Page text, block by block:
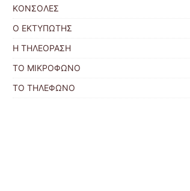
ΚΟΝΣΟΛΕΣ
Ο ΕΚΤΥΠΩΤΗΣ
Η ΤΗΛΕΟΡΑΣΗ
ΤΟ ΜΙΚΡΟΦΩΝΟ
ΤΟ ΤΗΛΕΦΩΝΟ